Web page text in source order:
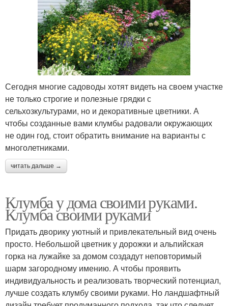
Сегодня многие садоводы хотят видеть на своем участке
не только строгие и полезные грядки с
сельхозкультурами, но и декоративные цветники. А
чтобы созданные вами клумбы радовали окружающих
не один год, стоит обратить внимание на варианты с
многолетниками.
читать дальше →
Клумба у дома своими руками.
Клумба своими руками
Придать дворику уютный и привлекательный вид очень
просто. Небольшой цветник у дорожки и альпийская
горка на лужайке за домом создадут неповторимый
шарм загородному имению. А чтобы проявить
индивидуальность и реализовать творческий потенциал,
лучше создать клумбу своими руками. Но ландшафтный